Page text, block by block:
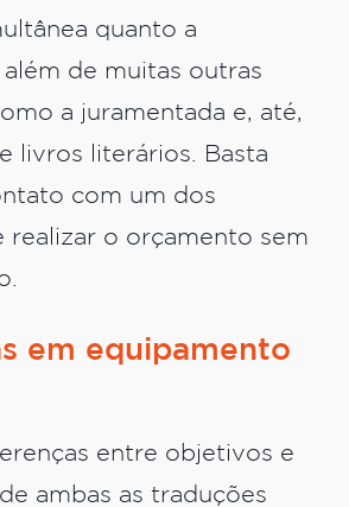
quanto a
de muitas outras
a juramentada e, até,
livros literários. Basta
com um dos
realizar o orçamento sem
em equipamento
entre objetivos e
ambas as traduções